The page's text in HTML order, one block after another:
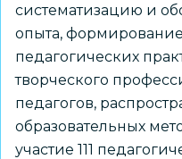
систематизацию и
опыта,
педагогических
творческого
педагогов,
образовательных
участие 111